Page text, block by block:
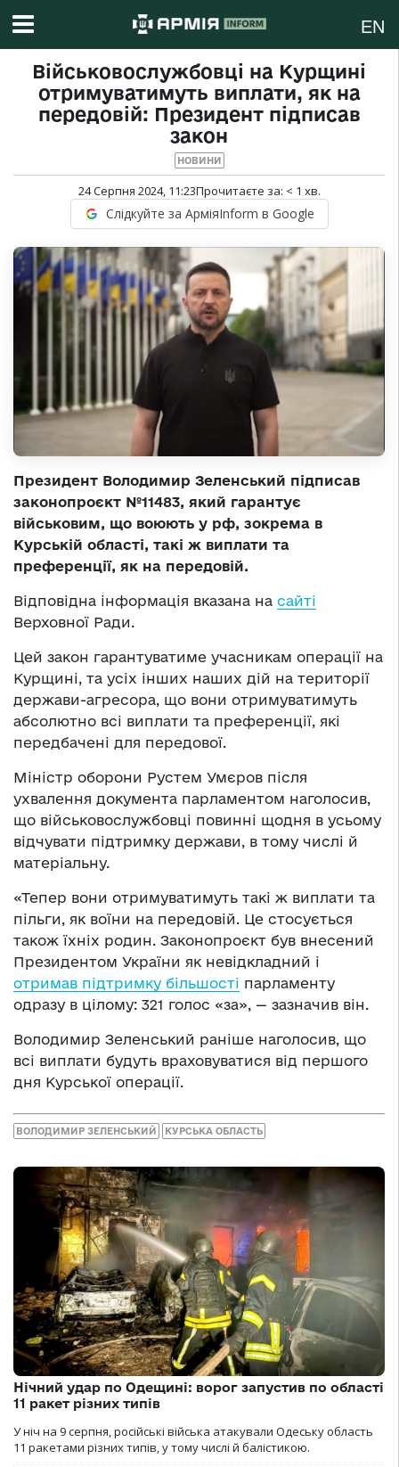
EN
Військовослужбовці на Курщині
отримуватимуть виплати, як на
передовій: Президент підписав
закон
НОВИНИ
24 Серпня 2024, 11:23Прочитаєте за: < 1 хв.
Слідкуйте за АрміяInform в Google
Президент Володимир Зеленський підписав
законопроєкт №11483, який гарантує
військовим, що воюють у рф, зокрема в
Курській області, такі ж виплати та
преференції, як на передовій.
Відповідна інформація вказана на сайті
Верховної Ради.
Цей закон гарантуватиме учасникам операції на
Курщині, та усіх інших наших дій на території
держави-агресора, що вони отримуватимуть
абсолютно всі виплати та преференції, які
передбачені для передової.
Міністр оборони Рустем Умєров після
ухвалення документа парламентом наголосив,
що військовослужбовці повинні щодня в усьому
відчувати підтримку держави, в тому числі й
матеріальну.
«Тепер вони отримуватимуть такі ж виплати та
пільги, як воїни на передовій. Це стосується
також їхніх родин. Законопроєкт був внесений
Президентом України як невідкладний і
отримав підтримку більшості парламенту
одразу в цілому: 321 голос «за», — зазначив він.
Володимир Зеленський раніше наголосив, що
всі виплати будуть враховуватися від першого
дня Курської операції.
ВОЛОДИМИР ЗЕЛЕНСЬКИЙ КУРСЬКА ОБЛАСТЬ
Нічний удар по Одещині: ворог запустив по області
11 ракет різних типів
У ніч на 9 серпня, російські війська атакували Одеську область
11 ракетами різних типів, у тому числі й балістикою.